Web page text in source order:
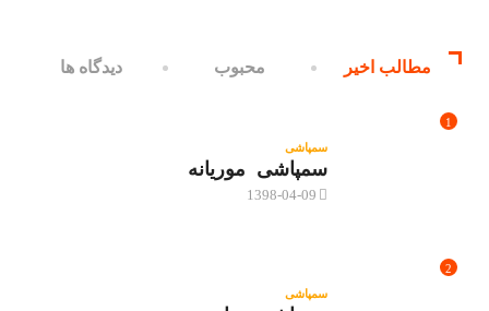
مطالب اخیر محبوب دیدگاه ها
1
سمپاشی
سمپاشی موریانه
1398-04-09
2
سمپاشی